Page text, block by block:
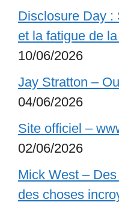
Disclosure Day :
et la fatigue de
10/06/2026
Jay Stratton –
04/06/2026
Site officiel –
02/06/2026
Mick West –
des choses